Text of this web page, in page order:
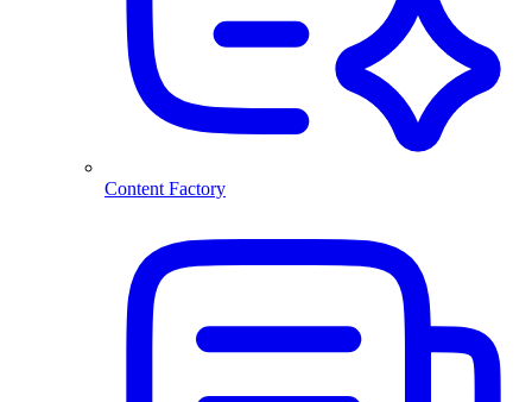
Content Factory